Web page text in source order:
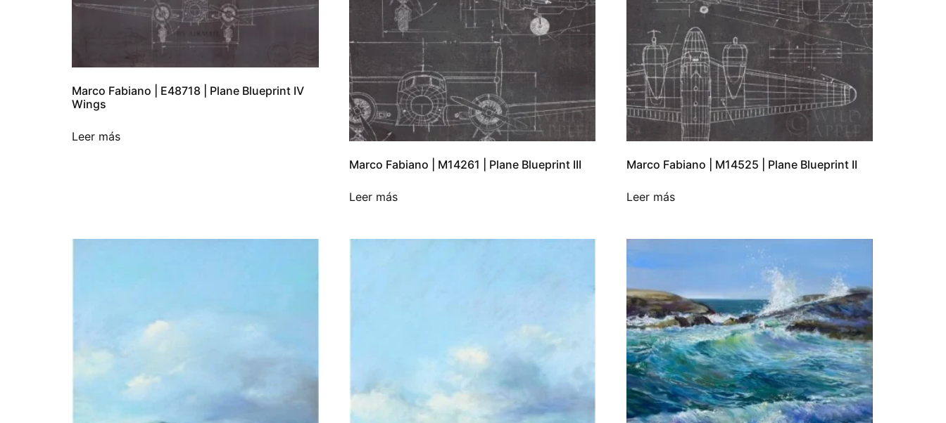
Marco Fabiano | E48718 | Plane Blueprint IV
Wings
Leer más
Marco Fabiano | M14261 | Plane Blueprint III
Leer más
Marco Fabiano | M14525 | Plane Blueprint II
Leer más